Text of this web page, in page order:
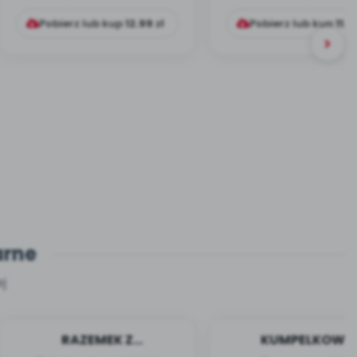
Pobierz lub kup12.99zł Pobierz lub kup
RAZEMEK Z
KUMPELKOWO